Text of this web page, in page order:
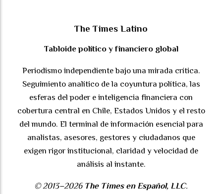
The Times Latino
Tabloide político y financiero global
Periodismo independiente bajo una mirada crítica.
Seguimiento analítico de la coyuntura política, las
esferas del poder e inteligencia financiera con
cobertura central en Chile, Estados Unidos y el resto
del mundo. El terminal de información esencial para
analistas, asesores, gestores y ciudadanos que
exigen rigor institucional, claridad y velocidad de
análisis al instante.
© 2013–2026 The Times en Español, LLC.